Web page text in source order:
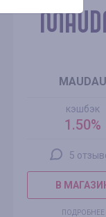
MAUDAU
кэшбэк
1.50%
5
В
ПОДРОБНЕЕ